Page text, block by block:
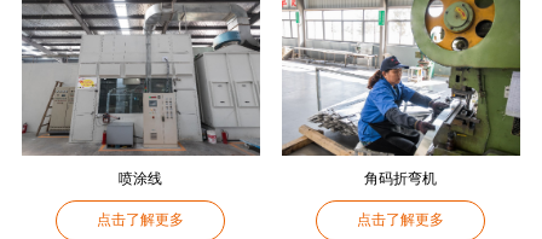
喷涂线
点击了解更多
角码折弯机
点击了解更多